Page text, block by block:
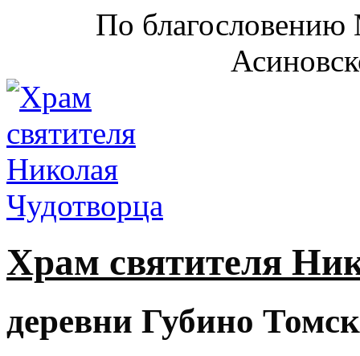
По благословению
Храм святителя
деревни Губино